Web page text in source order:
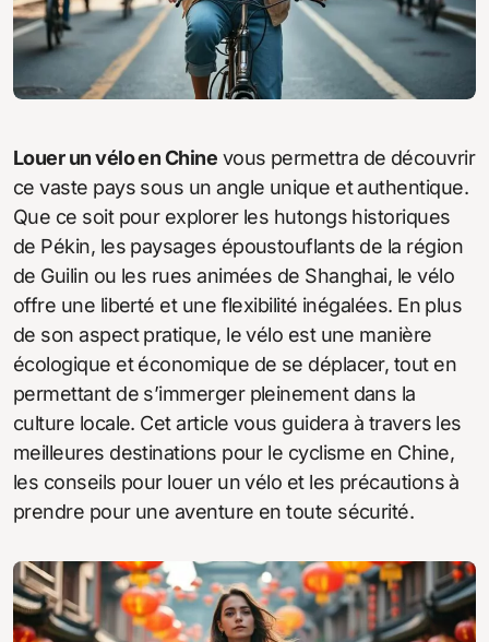
Louer un vélo en Chine vous permettra de découvrir
ce vaste pays sous un angle unique et authentique.
Que ce soit pour explorer les hutongs historiques
de Pékin, les paysages époustouflants de la région
de Guilin ou les rues animées de Shanghai, le vélo
offre une liberté et une flexibilité inégalées. En plus
de son aspect pratique, le vélo est une manière
écologique et économique de se déplacer, tout en
permettant de s’immerger pleinement dans la
culture locale. Cet article vous guidera à travers les
meilleures destinations pour le cyclisme en Chine,
les conseils pour louer un vélo et les précautions à
prendre pour une aventure en toute sécurité.